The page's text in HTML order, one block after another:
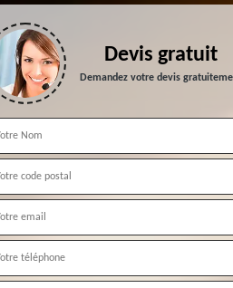
Devis gratuit
Demandez votre devis